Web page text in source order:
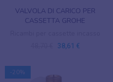
VALVOLA DI CARICO PER
CASSETTA GROHE
38,61 €
-20%